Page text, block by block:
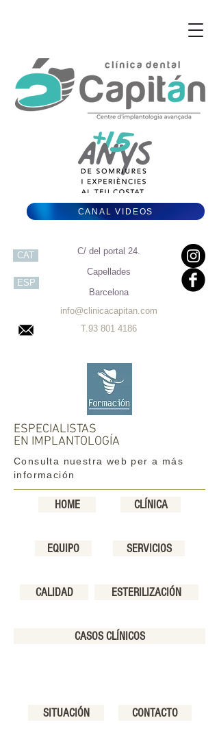
C/ del portal 24.
Capellades
Barcelona
info@clinicacapitan.com
T.93 801 4186
CAT
ESP
CANAL VIDEOS
ESPECIALISTAS
EN IMPLANTOLOGÍA
Consulta nuestra web per a más
información
HOME CLÍNICA
EQUIPO
CALIDAD
SERVICIOS
ESTERILIZACIÓN
CASOS CLÍNICOS
SITUACIÓN CONTACTO